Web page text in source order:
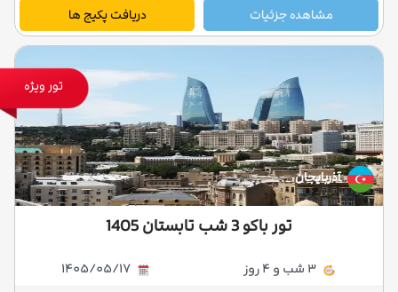
مشاهده جزئیات دریافت پکیج ها
تور ویژه
آذربایجان
تور باکو 3 شب تابستان 1405